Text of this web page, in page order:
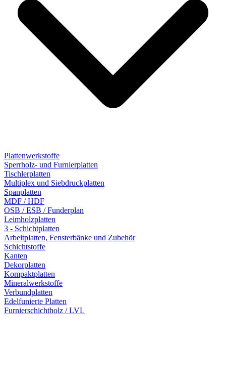
Plattenwerkstoffe
Sperrholz- und Furnierplatten
Tischlerplatten
Multiplex und Siebdruckplatten
Spanplatten
MDF / HDF
OSB / ESB / Funderplan
Leimholzplatten
3 - Schichtplatten
Arbeitplatten, Fensterbänke und Zubehör
Schichtstoffe
Kanten
Dekorplatten
Kompaktplatten
Mineralwerkstoffe
Verbundplatten
Edelfunierte Platten
Furnierschichtholz / LVL